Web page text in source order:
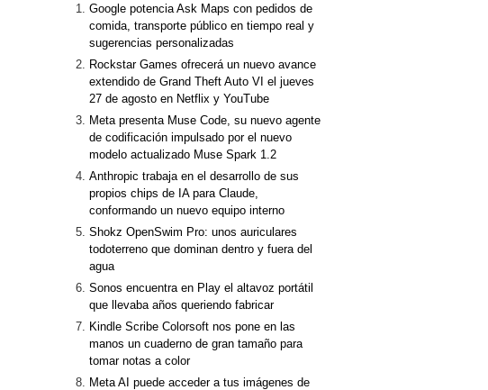
Google potencia Ask Maps con pedidos de
comida, transporte público en tiempo real y
sugerencias personalizadas
Rockstar Games ofrecerá un nuevo avance
extendido de Grand Theft Auto VI el jueves
27 de agosto en Netflix y YouTube
Meta presenta Muse Code, su nuevo agente
de codificación impulsado por el nuevo
modelo actualizado Muse Spark 1.2
Anthropic trabaja en el desarrollo de sus
propios chips de IA para Claude,
conformando un nuevo equipo interno
Shokz OpenSwim Pro: unos auriculares
todoterreno que dominan dentro y fuera del
agua
Sonos encuentra en Play el altavoz portátil
que llevaba años queriendo fabricar
Kindle Scribe Colorsoft nos pone en las
manos un cuaderno de gran tamaño para
tomar notas a color
Meta AI puede acceder a tus imágenes de